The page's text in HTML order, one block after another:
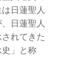
日蓮聖人
日蓮聖人
れてきた
」と称